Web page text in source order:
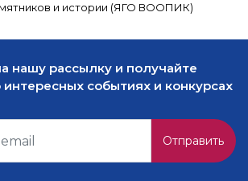
и истории (ЯГО ВООПИК)
нашу рассылку и получайте
событиях и конкурсах
Отправить